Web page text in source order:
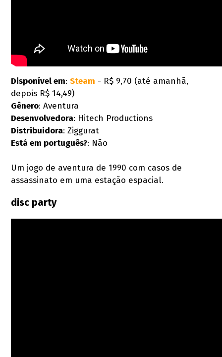
Disponível em:Steam - R$ 9,70 (até amanhã,
depois R$ 14,49)
Gênero: Aventura
Desenvolvedora: Hitech Productions
Distribuidora: Ziggurat
Está em português?: Não
Um jogo de aventura de 1990 com casos de
assassinato em uma estação espacial.
disc party